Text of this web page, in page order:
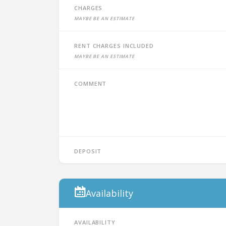
Charges
Maybe be an estimate
Rent charges included
Maybe be an estimate
Comment
Deposit
Availability
Availability